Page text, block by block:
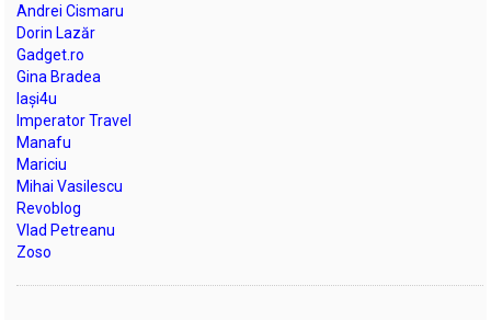
Andrei Cismaru
Dorin Lazăr
Gadget.ro
Gina Bradea
Iași4u
Imperator Travel
Manafu
Mariciu
Mihai Vasilescu
Revoblog
Vlad Petreanu
Zoso